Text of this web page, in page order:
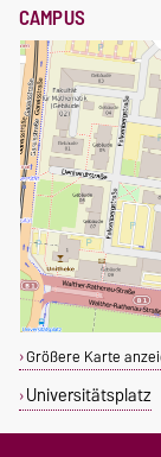
CAMPUS
Größere Karte
Universitätsplatz